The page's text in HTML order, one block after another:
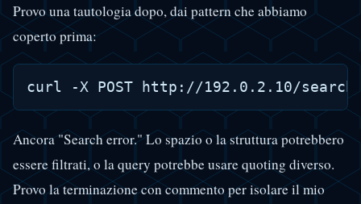
Provo una tautologia dopo, dai pattern che abbiamo
coperto prima:
Ancora "Search error." Lo spazio o la struttura potrebbero
essere filtrati, o la query potrebbe usare quoting diverso.
Provo la terminazione con commento per isolare il mio